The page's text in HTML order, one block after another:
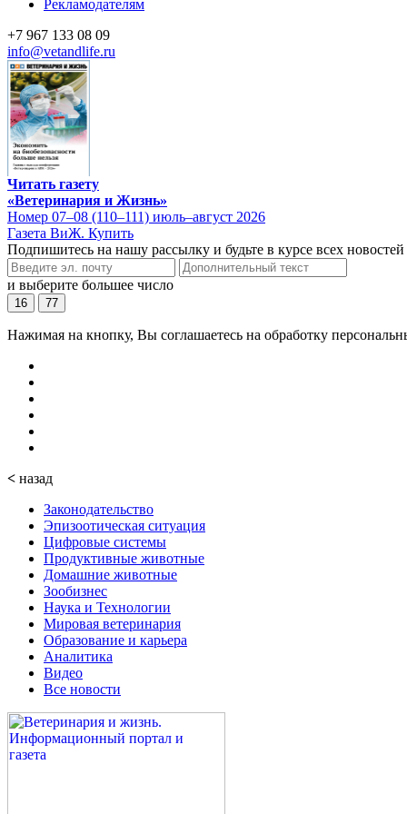
Рекламодателям
+7 967 133 08 09
info@vetandlife.ru
Читать газету
«Ветеринария и Жизнь»
Номер 07–08 (110–111) июль–август 2026
Газета ВиЖ. Купить
Подпишитесь на нашу рассылку и будьте в курсе всех новостей
и выберите большее число
16 77
Нажимая на кнопку, Вы соглашаетесь на обработку
< назад
Законодательство
Эпизоотическая ситуация
Цифровые системы
Продуктивные животные
Домашние животные
Зообизнес
Наука и Технологии
Мировая ветеринария
Образование и карьера
Аналитика
Видео
Все новости